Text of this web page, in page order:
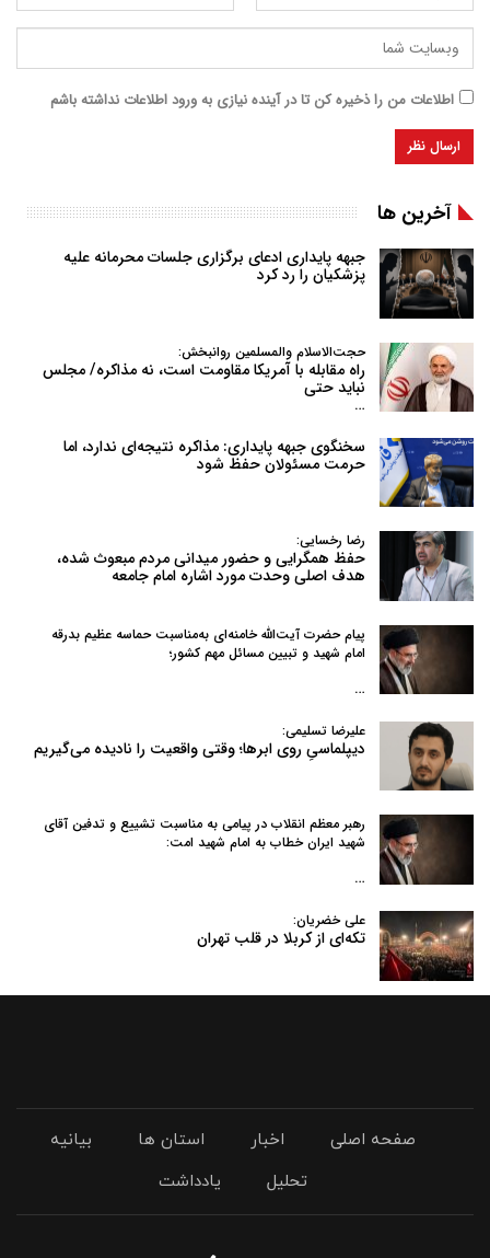
اطلاعات من را ذخیره کن تا در آینده نیازی به ورود اطلاعات نداشته باشم
آخرین ها
جبهه پایداری ادعای برگزاری جلسات محرمانه علیه
پزشکیان را رد کرد
حجت‌الاسلام والمسلمین روانبخش:
راه مقابله با آمریکا مقاومت است، نه مذاکره/ مجلس
نباید حتی
…
سخنگوی جبهه پایداری: مذاکره نتیجه‌ای ندارد، اما
حرمت مسئولان حفظ شود
رضا رخسایی:
حفظ همگرایی و حضور میدانی مردم مبعوث شده،
هدف اصلی وحدت مورد اشاره امام جامعه
پیام حضرت آیت‌الله خامنه‌ای به‌مناسبت حماسه عظیم بدرقه
امام شهید و تبیین مسائل مهم کشور؛
…
علیرضا تسلیمی:
دیپلماسیِ روی ابرها؛ وقتی واقعیت را نادیده می‌گیریم
رهبر معظم انقلاب در پیامی به‌ مناسبت تشییع و تدفین آقای
شهید ایران خطاب به امام شهید امت:
…
علی خضریان:
تکه‌ای از کربلا در قلب تهران
صفحه اصلی اخبار استان ها
بیانیه
تحلیل
یادداشت